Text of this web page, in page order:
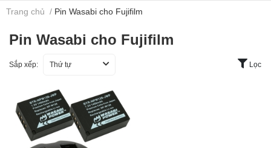
Trang chủ / Pin Wasabi cho Fujifilm
Pin Wasabi cho Fujifilm
Sắp xếp: Thứ tự Lọc